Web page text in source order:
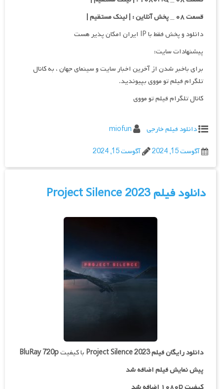
قسمت ۰۸ _ پخش آنلاین : | لینک مستقیم |
دانلود و پخش فقط با IP ایران امکان پذیر هست
پیشنهادات سایت:
برای باخبر شدن از آخرین اخبار سایت و سینمای جهان ، به کانال
تلگرام فیلم تو مووی بپیوندید.
کانال تلگرام فیلم تو مووی
دانلود فیلم خارجی
miofun
آگوست 15, 2024
آگوست 15, 2024
دانلود فیلم Project Silence 2023
دانلود رایگان فیلمProject Silence 2023 با کیفیتBluRay 720p
پیش نمایش فیلم اضافه شد